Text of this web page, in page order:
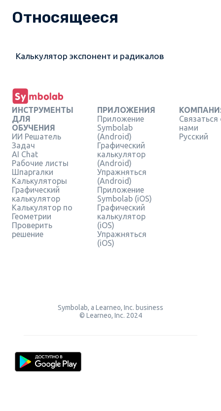
Относящееся
Калькулятор экспонент и радикалов
ИНСТРУМЕНТЫ
ДЛЯ
ОБУЧЕНИЯ
ИИ Решатель
Задач
AI Chat
Рабочие листы
Шпаргалки
Калькуляторы
Графический
калькулятор
Калькулятор по
Геометрии
Проверить
решение
ПРИЛОЖЕНИЯ
Приложение
Symbolab
(Android)
Графический
калькулятор
(Android)
Упражняться
(Android)
Приложение
Symbolab (iOS)
Графический
калькулятор
(iOS)
Упражняться
(iOS)
Связаться
нами
Русский
Symbolab, a Learneo, Inc. business
© Learneo, Inc. 2024